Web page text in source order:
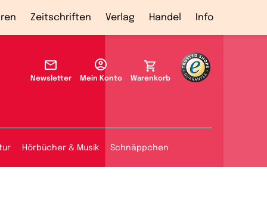
Zeitschriften Verlag Handel Info
Newsletter Mein Konto Warenkorb
Hörbücher & Musik Schnäppchen